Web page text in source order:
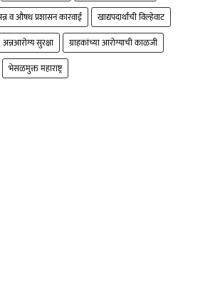
व औषध प्रशासन कारवाई
खाद्यपदार्थांची विल्हेवाट
अन्नआरोग्य सुरक्षा
ग्राहकांच्या आरोग्याची काळजी
भेसळमुक्त महाराष्ट्र